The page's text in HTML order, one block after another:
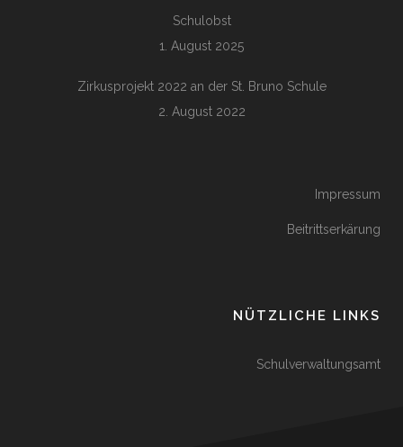
Schulobst
1. August 2025
Zirkusprojekt 2022 an der St. Bruno Schule
2. August 2022
Impressum
Beitrittserkärung
NÜTZLICHE LINKS
Schulverwaltungsamt